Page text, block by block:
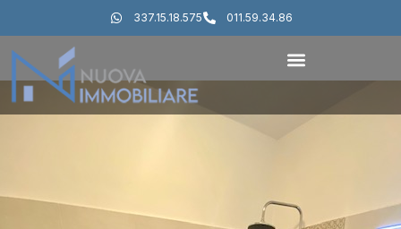
337.15.18.575 011.59.34.86